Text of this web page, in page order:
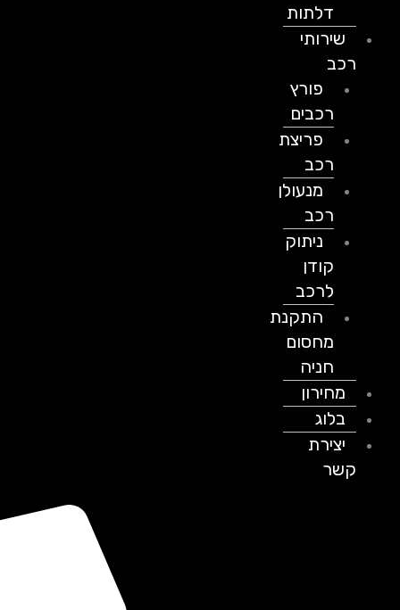
דלתות
שירותי
פורץ
רכבים
פריצת
מנעולן
ניתוק
לרכב
התקנת
מחסום
חניה
מחירון
בלוג
יצירת
קשר